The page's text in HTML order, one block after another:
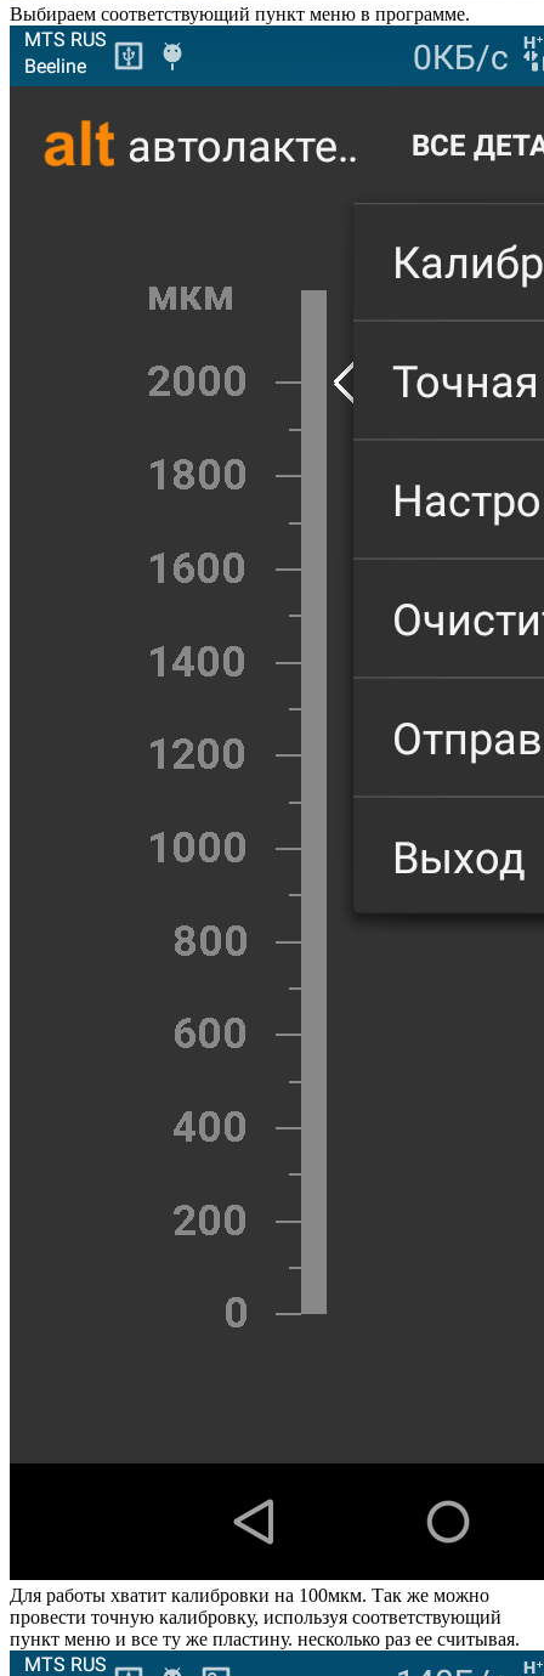
Выбираем соответствующий пункт меню в программе.
Для работы хватит калибровки на 100мкм. Так же можно
провести точную калибровку, используя соответствующий
пункт меню и все ту же пластину. несколько раз ее считывая.